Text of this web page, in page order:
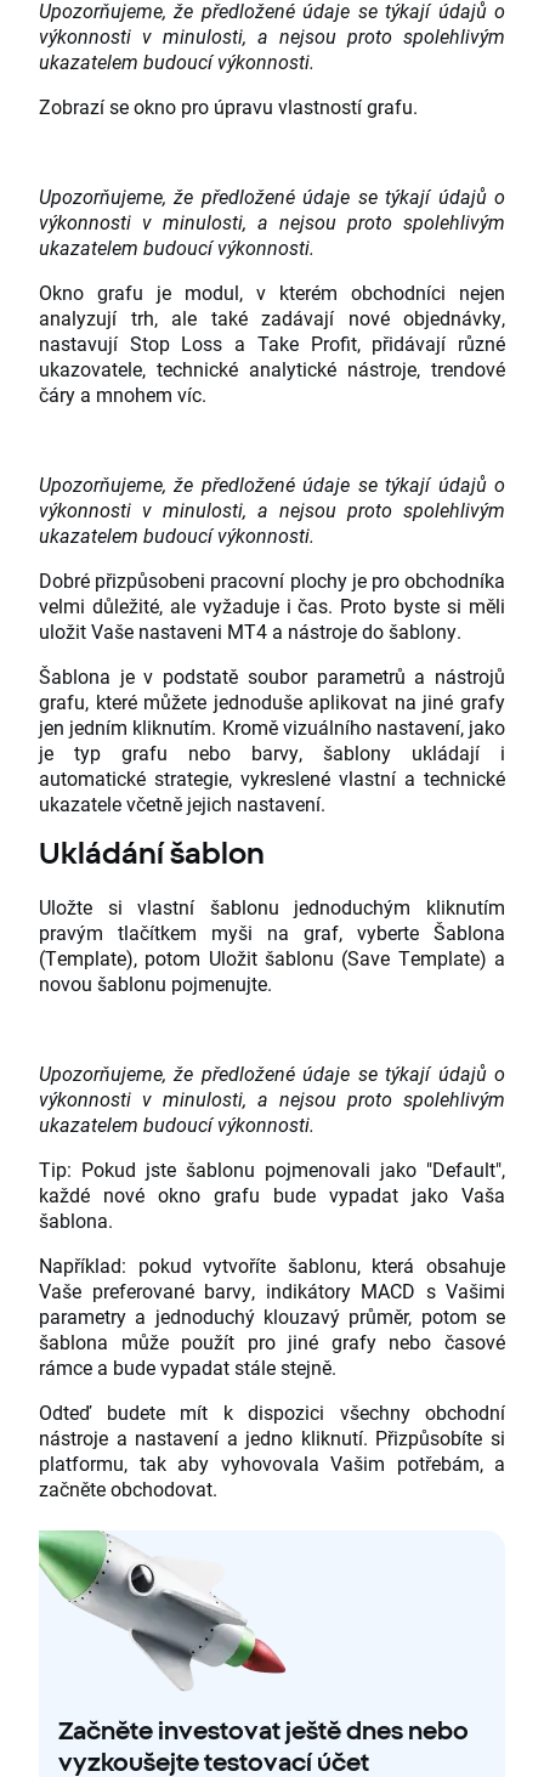
Upozorňujeme, že předložené údaje se týkají údajů o
výkonnosti v minulosti, a nejsou proto spolehlivým
ukazatelem budoucí výkonnosti.
Zobrazí se okno pro úpravu vlastností grafu.
Upozorňujeme, že předložené údaje se týkají údajů o
výkonnosti v minulosti, a nejsou proto spolehlivým
ukazatelem budoucí výkonnosti.
Okno grafu je modul, v kterém obchodníci nejen
analyzují trh, ale také zadávají nové objednávky,
nastavují Stop Loss a Take Profit, přidávají různé
ukazovatele, technické analytické nástroje, trendové
čáry a mnohem víc.
Upozorňujeme, že předložené údaje se týkají údajů o
výkonnosti v minulosti, a nejsou proto spolehlivým
ukazatelem budoucí výkonnosti.
Dobré přizpůsobeni pracovní plochy je pro obchodníka
velmi důležité, ale vyžaduje i čas. Proto byste si měli
uložit Vaše nastaveni MT4 a nástroje do šablony.
Šablona je v podstatě soubor parametrů a nástrojů
grafu, které můžete jednoduše aplikovat na jiné grafy
jen jedním kliknutím. Kromě vizuálního nastavení, jako
je typ grafu nebo barvy, šablony ukládají i
automatické strategie, vykreslené vlastní a technické
ukazatele včetně jejich nastavení.
Ukládání šablon
Uložte si vlastní šablonu jednoduchým kliknutím
pravým tlačítkem myši na graf, vyberte Šablona
(Template), potom Uložit šablonu (Save Template) a
novou šablonu pojmenujte.
Upozorňujeme, že předložené údaje se týkají údajů o
výkonnosti v minulosti, a nejsou proto spolehlivým
ukazatelem budoucí výkonnosti.
Tip: Pokud jste šablonu pojmenovali jako "Default",
každé nové okno grafu bude vypadat jako Vaša
šablona.
Například: pokud vytvoříte šablonu, která obsahuje
Vaše preferované barvy, indikátory MACD s Vašimi
parametry a jednoduchý klouzavý průměr, potom se
šablona může použít pro jiné grafy nebo časové
rámce a bude vypadat stále stejně.
Odteď budete mít k dispozici všechny obchodní
nástroje a nastavení a jedno kliknutí. Přizpůsobíte si
platformu, tak aby vyhovovala Vašim potřebám, a
začněte obchodovat.
Začněte investovat ještě dnes nebo
vyzkoušejte testovací účet